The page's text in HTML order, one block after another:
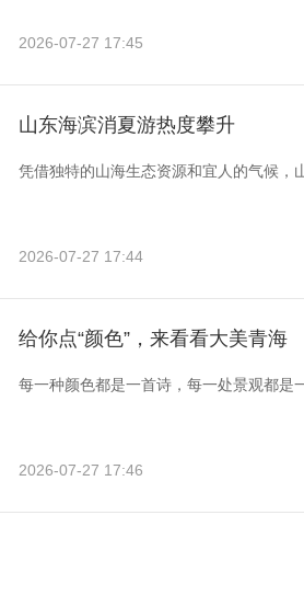
2026-07-27 17:45
山东海滨消夏游热度攀升
凭借独特的山海生态资源和宜人的气候，
2026-07-27 17:44
给你点“颜色”，来看看大美青海
每一种颜色都是一首诗，每一处景观都是
2026-07-27 17:46